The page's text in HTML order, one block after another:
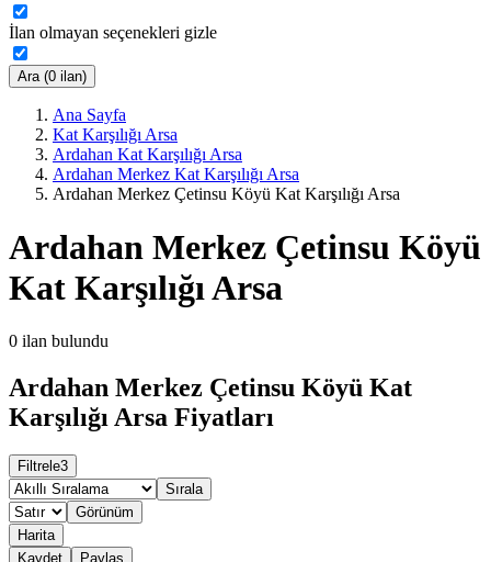
İlan olmayan seçenekleri gizle
Ara (0 ilan)
Ana Sayfa
Kat Karşılığı Arsa
Ardahan Kat Karşılığı Arsa
Ardahan Merkez Kat Karşılığı Arsa
Ardahan Merkez Çetinsu Köyü Kat Karşılığı Arsa
Ardahan Merkez Çetinsu Köyü
Kat Karşılığı Arsa
0 ilan bulundu
Ardahan Merkez Çetinsu Köyü Kat
Karşılığı Arsa Fiyatları
Filtrele3
Sırala
Görünüm
Harita
Kaydet
Paylaş